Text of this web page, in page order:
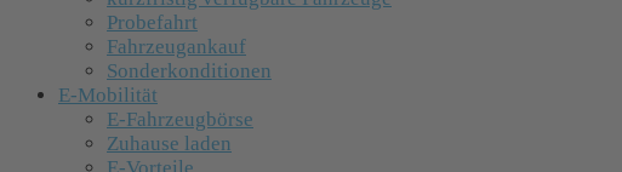
Probefahrt
Fahrzeugankauf
Sonderkonditionen
E-Mobilität
E-Fahrzeugbörse
Zuhause laden